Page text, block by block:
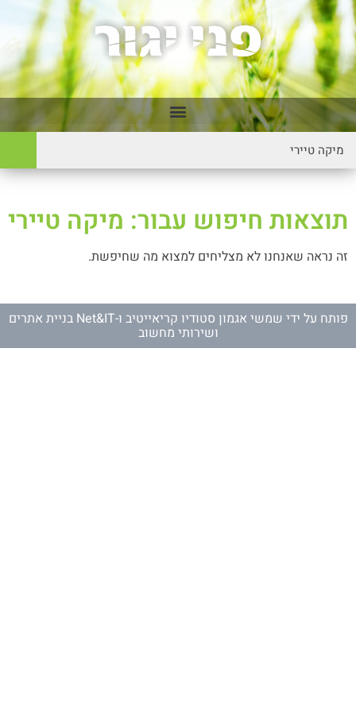
תוצאות חיפוש עבור: מיקה טיירי
זה נראה שאנחנו לא מצליחים למצוא מה שחיפשת.
פותח על ידי שמשי אגמון סטודיו קריאייטיב ו- Net&IT בניית אתרים
ושירותי מחשוב